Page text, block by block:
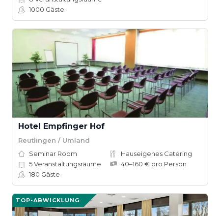
1000 Gäste
Hotel Empfinger Hof
Reutlingen / Umland
Seminar Room
Hauseigenes Catering
5Veranstaltungsräume
40–160 € pro Person
180 Gäste
TOP-ABWICKLUNG